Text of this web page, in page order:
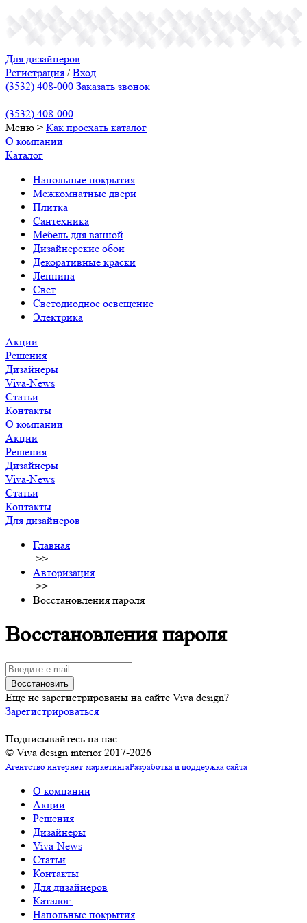
Для дизайнеров
Регистрация /Вход
(3532) 408-000 Заказать звонок
(3532) 408-000
Меню > Как проехать каталог
О компании
Каталог
Напольные покрытия
Межкомнатные двери
Плитка
Сантехника
Мебель для ванной
Дизайнерские обои
Декоративные краски
Лепнина
Свет
Светодиодное освещение
Электрика
Акции
Решения
Дизайнеры
Viva-News
Статьи
Контакты
О компании
Акции
Решения
Дизайнеры
Viva-News
Статьи
Контакты
Для дизайнеров
Главная
>>
Авторизация
>>
Восстановления пароля
Восстановления пароля
Еще не зарегистрированы на сайте Viva design?
Зарегистрироваться
Подписывайтесь на нас:
© Viva design interior 2017-2026
Агентство интернет-маркетингаРазработка и поддержка сайта
О компании
Акции
Решения
Дизайнеры
Viva-News
Статьи
Контакты
Для дизайнеров
Каталог:
Напольные покрытия